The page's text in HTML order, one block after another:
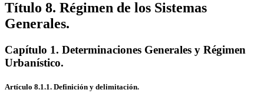
Unitarios a Conservar (RU).
Capítulo 16. Equipamientos.
17. Espacios Libres y Zonas Verdes.Capítulo 18. Parcela Industrial
Compacta (IC).Capítulo 19. Parcela Industrial Exenta (IX).
Terciarios (RT).Capítulo 22. Ejes Mixtos (MX).
Capítulo 23. Usos
Singulares en Parcela Ajardinada (AJ).Capítulo 24. Ordenación
Remitida al Planeamiento Anterior (Ámbitos UA, UH, UM).
Detalle (Ámbitos UD) establecidos expresamente por el Plan
la Protección del Medio Ambiente.Capítulo 10. Evaluaciones
Ambientales en el Desarrollo del Plan.Capítulo 11. Regulación de
los Niveles Sonoros Ambientales.
13. Reutilización de los Residuos.
presente volumen de normas urbanísticas.Modificaciones de plan
general aprobadas definitivamente, que delimitan sectores con
ordenación pormenorizada, de suelo urbanizable, las cuales
delimitan.
Título 8. Régimen de los Sistemas
Generales.
Capítulo 1. Determinaciones Generales y Régimen
Urbanístico.
Artículo 8.1.1. Definición y delimitación.